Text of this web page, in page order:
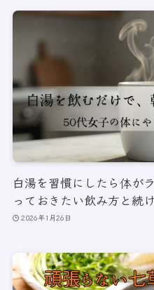
白湯を習慣にしたら体が
っておきたい飲み方と続
2026年1月26日